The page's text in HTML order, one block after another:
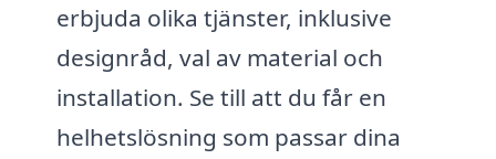
erbjuda olika tjänster, inklusive
designråd, val av material och
installation. Se till att du får en
helhetslösning som passar dina